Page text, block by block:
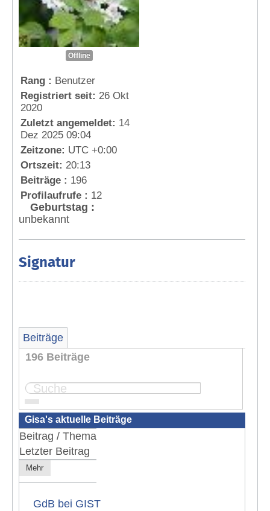
Offline
Rang : Benutzer
Registriert seit: 26 Okt
2020
Zuletzt angemeldet: 14
Dez 2025 09:04
Zeitzone: UTC +0:00
Ortszeit: 20:13
Beiträge : 196
Profilaufrufe : 12
Geburtstag :
unbekannt
Signatur
Beiträge
196 Beiträge
Seite: 1 2 3 ...
Gisa's aktuelle Beiträge
Beitrag / Thema
Letzter Beitrag
Mehr
GdB bei GIST